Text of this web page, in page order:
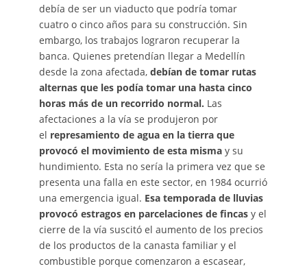
debía de ser un viaducto que podría tomar
cuatro o cinco años para su construcción. Sin
embargo, los trabajos lograron recuperar la
banca. Quienes pretendían llegar a Medellín
desde la zona afectada, debían de tomar rutas
alternas que les podía tomar una hasta cinco
horas más de un recorrido normal. Las
afectaciones a la vía se produjeron por
el represamiento de agua en la tierra que
provocó el movimiento de esta mismay su
hundimiento. Esta no sería la primera vez que se
presenta una falla en este sector, en 1984 ocurrió
una emergencia igual. Esa temporada de lluvias
provocó estragos en parcelaciones de fincasy el
cierre de la vía suscitó el aumento de los precios
de los productos de la canasta familiar y el
combustible porque comenzaron a escasear,